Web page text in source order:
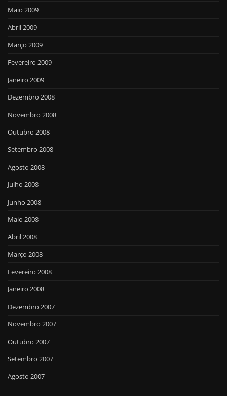
Maio 2009
Abril 2009
Março 2009
Fevereiro 2009
Janeiro 2009
Dezembro 2008
Novembro 2008
Outubro 2008
Setembro 2008
Agosto 2008
Julho 2008
Junho 2008
Maio 2008
Abril 2008
Março 2008
Fevereiro 2008
Janeiro 2008
Dezembro 2007
Novembro 2007
Outubro 2007
Setembro 2007
Agosto 2007